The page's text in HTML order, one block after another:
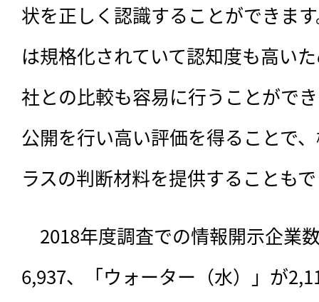
状を正しく認識することができま
は規格化されていて認知度も高い
社との比較も容易に行うことがで
公開を行い高い評価を得ることで
ラスの判断材料を提供することも
2018年度調査での情報開示企業
6,937、「ウォーター（水）」が